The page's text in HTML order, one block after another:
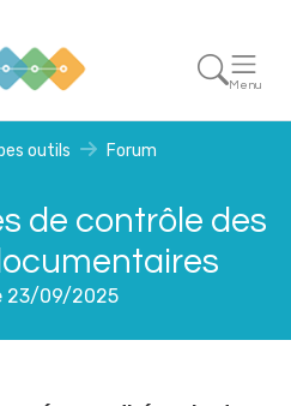
Menu
outils Forum
de contrôle des
23/09/2025